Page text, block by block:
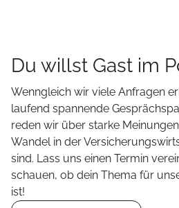
Du willst Gast im
Wenngleich wir viele Anfragen
laufend spannende
reden wir über starke
Wandel in der
sind. Lass uns einen Termin
schauen, ob dein Thema für
ist!